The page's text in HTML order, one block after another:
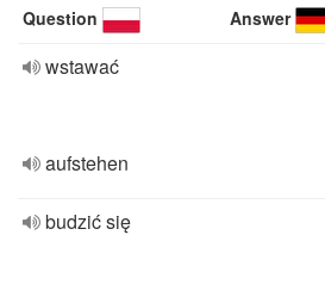
Question Answer
wstawać
aufstehen
budzić się